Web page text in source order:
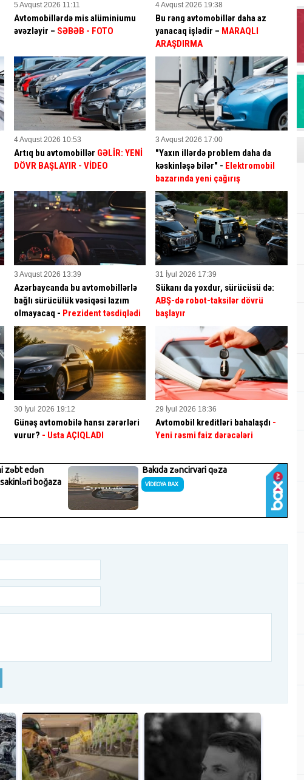
5 Avqust 2026 11:11
Avtomobillərdə mis alüminiumu
əvəzləyir – SƏBƏB - FOTO
4 Avqust 2026 19:38
Bu rəng avtomobillər daha az
yanacaq işlədir – MARAQLI
ARAŞDIRMA
4 Avqust 2026 10:53
Artıq bu avtomobillər GƏLİR: YENİ
DÖVR BAŞLAYIR - VİDEO
3 Avqust 2026 17:00
"Yaxın illərdə problem daha da
kəskinləşə bilər" - Elektromobil
bazarında yeni çağırış
3 Avqust 2026 13:39
Azərbaycanda bu avtomobillərlə
bağlı sürücülük vəsiqəsi lazım
olmayacaq - Prezident təsdiqlədi
31 İyul 2026 17:39
Sükanı da yoxdur, sürücüsü də:
ABŞ-də robot-taksilər dövrü
başlayır
30 İyul 2026 19:12
Günəş avtomobilə hansı zərərləri
vurur? - Usta AÇIQLADI
29 İyul 2026 18:36
Avtomobil kreditləri bahalaşdı -
Yeni rəsmi faiz dərəcələri